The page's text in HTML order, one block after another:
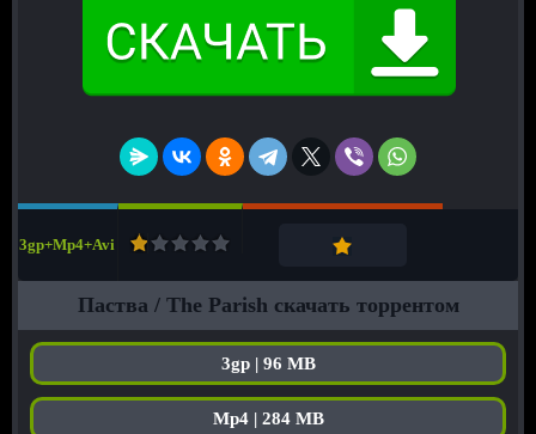
3gp+Mp4+Avi
Паства / The Parish скачать торрентом
3gp | 96 MB
Mp4 | 284 MB